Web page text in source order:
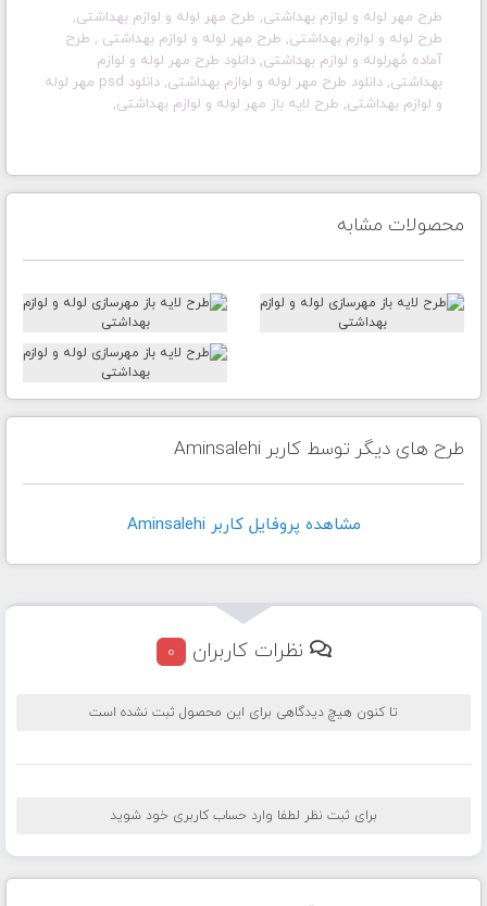
طرح مهر لوله و لوازم بهداشتی, طرح مهر لوله و لوازم بهداشتی,
طرح لوله و لوازم بهداشتی, طرح مهر لوله و لوازم بهداشتی , طرح
آماده مُهرلوله و لوازم بهداشتی, دانلود طرح مهر لوله و لوازم
بهداشتی, دانلود طرح مهر لوله و لوازم بهداشتی, دانلود psd مهر
لوله
و لوازم بهداشتی, طرح لایه باز مهر لوله و لوازم بهداشتی,
محصولات مشابه
طرح های دیگر توسط کاربر Aminsalehi
مشاهده پروفايل کاربر Aminsalehi
نظرات کاربران 0
تا کنون هیچ دیدگاهی برای این محصول ثبت نشده است
برای ثبت نظر لطفا وارد حساب کاربری خود شوید